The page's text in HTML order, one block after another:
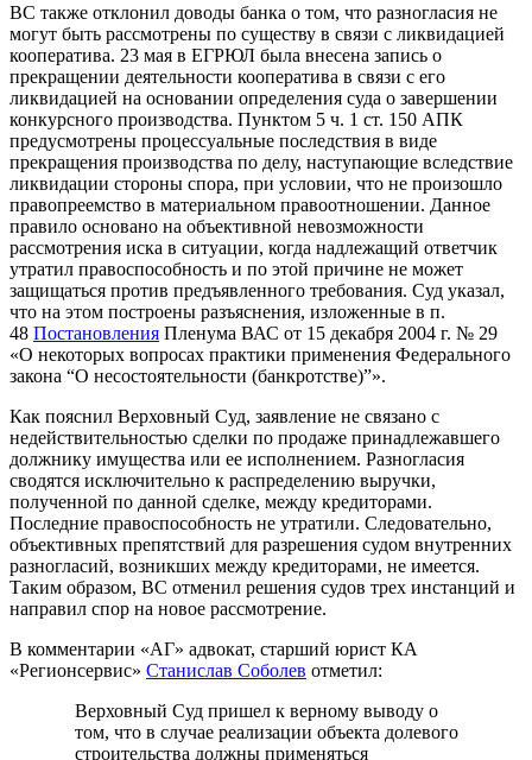
ВС также отклонил доводы банка о том, что разногласия не
могут быть рассмотрены по существу в связи с ликвидацией
кооператива. 23 мая в ЕГРЮЛ была внесена запись о
прекращении деятельности кооператива в связи с его
ликвидацией на основании определения суда о завершении
конкурсного производства. Пунктом 5 ч. 1 ст. 150 АПК
предусмотрены процессуальные последствия в виде
прекращения производства по делу, наступающие вследствие
ликвидации стороны спора, при условии, что не произошло
правопреемство в материальном правоотношении. Данное
правило основано на объективной невозможности
рассмотрения иска в ситуации, когда надлежащий ответчик
утратил правоспособность и по этой причине не может
защищаться против предъявленного требования. Суд указал,
что на этом построены разъяснения, изложенные в п.
48 Постановления Пленума ВАС от 15 декабря 2004 г. № 29
«О некоторых вопросах практики применения Федерального
закона “О несостоятельности (банкротстве)”».
Как пояснил Верховный Суд, заявление не связано с
недействительностью сделки по продаже принадлежавшего
должнику имущества или ее исполнением. Разногласия
сводятся исключительно к распределению выручки,
полученной по данной сделке, между кредиторами.
Последние правоспособность не утратили. Следовательно,
объективных препятствий для разрешения судом внутренних
разногласий, возникших между кредиторами, не имеется.
Таким образом, ВС отменил решения судов трех инстанций и
направил спор на новое рассмотрение.
В комментарии «АГ» адвокат, старший юрист КА
«Регионсервис» Станислав Соболев отметил:
Верховный Суд пришел к верному выводу о
том, что в случае реализации объекта долевого
строительства должны применяться